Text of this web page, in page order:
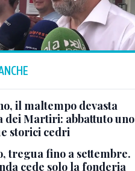
il maltempo devasta
dei Martiri: abbattuto uno
storici cedri
tregua fino a settembre.
cede solo la fonderia